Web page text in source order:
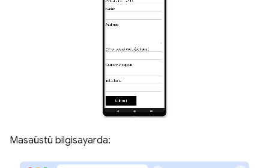
Masaüstü bilgisayarda: